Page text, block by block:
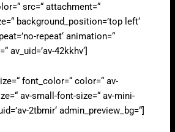
src=“ attachment=“
background_position=’top left‘
repeat‘ animation=“
av_uid=’av-42kkhv‘]
font_color=“ color=“ av-
av-small-font-size=“ av-mini-
2tbmir‘ admin_preview_bg=“]